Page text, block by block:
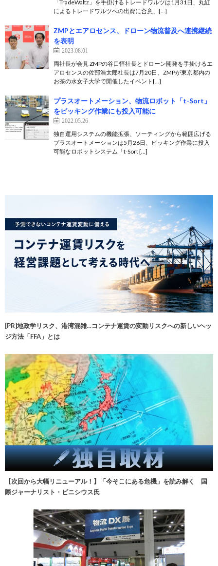
「TradeWaltz」を手掛けるトレードワルツは1月31日、丸紅
によるトレードワルツへの出資に合意、[…]
ZMPとエアロセンス、ドローン物流普及へ連携継続
を表明
2023.08.01
両社長が会見 ZMPの谷口恒社長とドローン開発を手掛けるエ
アロセンスの佐部浩太郎社長は7月20日、ZMPが東京都内の
お茶の水女子大学で開催したイベント[…]
プラスオートメーション、物流ロボット「t-Sort」
をピッキング作業にも投入可能に
2022.05.26
独自運用システムの機能拡張、ソーティングから範囲広げる
プラスオートメーションは5月26日、ピッキング作業に投入
可能なロボットシステム「t-Sort […]
[PR]地政学リスク、港湾混雑…コンテナ運賃の変動リスクへの新しいヘッ
ジ方法「FFA」とは
【次回から大幅リニューアル！】「今そこにある危機」を読み解く 国
際ジャーナリスト・ビニシウス氏